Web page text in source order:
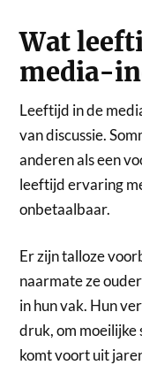
Wat
media-
Leeftijd in de
van discussie.
anderen als een
leeftijd ervaring
onbetaalbaar.
Er zijn talloze
naarmate ze
in hun vak. Hun
druk, om moeilijke
komt voort uit